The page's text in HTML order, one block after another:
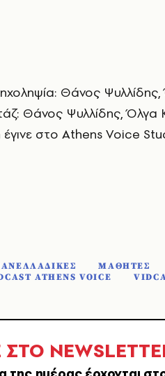
Θάνος
Θάνος Ψυλλίδης, Όλγα
στο Athens Voice
ΜΑΘΗΤΕΣ
ATHENS VOICE